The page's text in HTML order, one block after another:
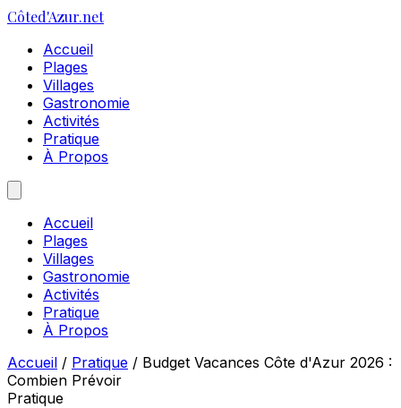
Côted'Azur.net
Accueil
Plages
Villages
Gastronomie
Activités
Pratique
À Propos
Accueil
Plages
Villages
Gastronomie
Activités
Pratique
À Propos
Accueil / Pratique / Budget Vacances Côte d'Azur 2026 :
Combien Prévoir
Pratique